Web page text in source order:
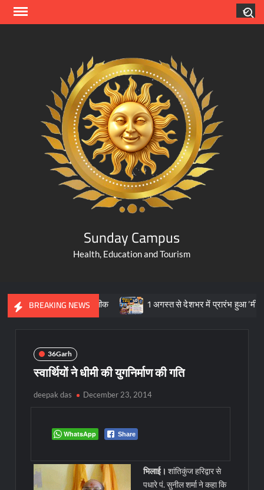
Skip
Sunday Campus
Health, Education and Tourism
BREAKING NEWS
का प्रतीक 1 अगस्त से देशभर में प्रारंभ हुआ ’मीडियेशन फॉर दि
36Garh
स्वार्थियों ने धीमी की युगनिर्माण की गति
deepak das December 23, 2014
WhatsApp Share
भिलाई। शांतिकुंज हरिद्वार से
पधारे पं. सुनील शर्मा ने कहा कि